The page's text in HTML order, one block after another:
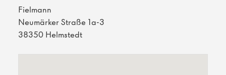
Fielmann
Neumärker Straße 1a-3
38350 Helmstedt